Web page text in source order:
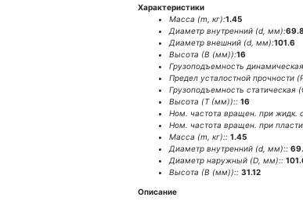
Характеристики
Масса (m, кг):1.45
Диаметр внутренний (d, мм):
Диаметр внешний (d, мм):101.6
Высота (В (мм)):16
Грузоподъемность
Предел усталостной прочности
Грузоподъемность статическая
Высота (T (мм)):: 16
Ном. частота вращен. при жидк.
Ном. частота вращен. при
Масса (m, кг):: 1.45
Диаметр внутренний (d, мм)::
Диаметр наружный (D, мм)::
Высота (В (мм)):: 31.12
Описание